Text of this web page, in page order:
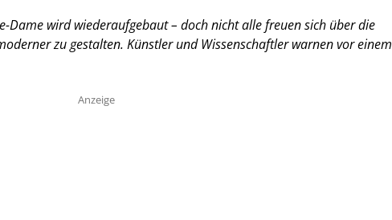
Dame wird wiederaufgebaut – doch nicht alle freuen sich über die
zu gestalten. Künstler und Wissenschaftler warnen vor einem
Anzeige